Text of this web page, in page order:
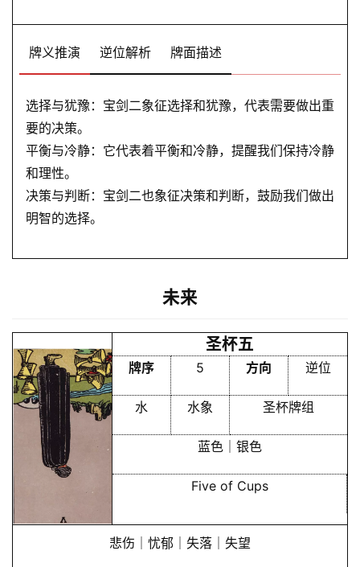
牌义推演 逆位解析 牌面描述
选择与犹豫：宝剑二象征选择和犹豫，代表需要做出重
要的决策。
平衡与冷静：它代表着平衡和冷静，提醒我们保持冷静
和理性。
决策与判断：宝剑二也象征决策和判断，鼓励我们做出
明智的选择。
未来
圣杯五
牌序 5 方向 逆位
水 水象 圣杯牌组
蓝色｜银色
Five of Cups
悲伤｜忧郁｜失落｜失望